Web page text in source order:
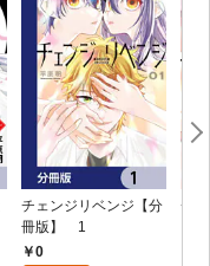
チェンジリベンジ【分
冊版】 1
0
チ